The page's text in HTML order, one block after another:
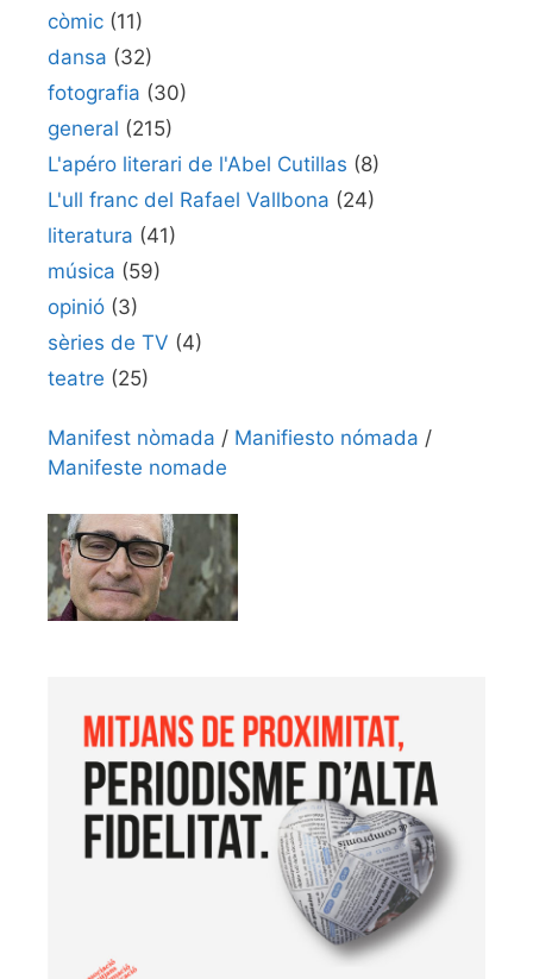
còmic (11)
dansa (32)
fotografia (30)
general (215)
L'apéro literari de l'Abel Cutillas (8)
L'ull franc del Rafael Vallbona (24)
literatura (41)
música (59)
opinió (3)
sèries de TV (4)
teatre (25)
Manifest nòmada / Manifiesto nómada /
Manifeste nomade